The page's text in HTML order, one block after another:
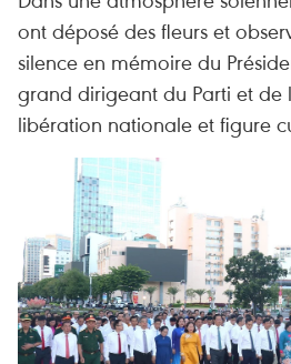
ont déposé des fleurs et
silence en mémoire du
grand dirigeant du Parti et de
libération nationale et figure